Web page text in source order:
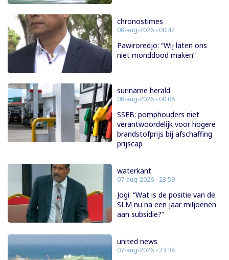
chronostimes
08-aug-2026 - 00:42
Pawiroredjo: “Wij laten ons
niet monddood maken”
suriname herald
08-aug-2026 - 00:08
SSEB: pomphouders niet
verantwoordelijk voor hogere
brandstofprijs bij afschaffing
prijscap
waterkant
07-aug-2026 - 23:59
Jogi: “Wat is de positie van de
SLM nu na een jaar miljoenen
aan subsidie?”
united news
07-aug-2026 - 23:38